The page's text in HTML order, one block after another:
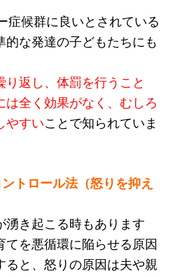
症候群に良いとされている
的な発達の子どもたちにも
り返し、体罰を行うこと
は全く効果がなく、むしろ
やすいことで知られていま
トロール法（怒りを抑え
湧き起こる時もあります
てを悪循環に陥らせる原因
ると、怒りの原因は夫や親